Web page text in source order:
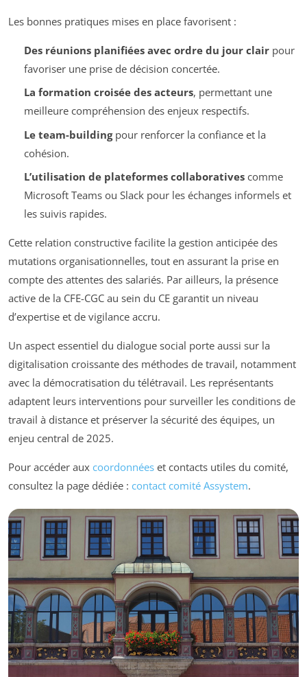
Les bonnes pratiques mises en place favorisent :
Des réunions planifiées avec ordre du jour clairpour
favoriser une prise de décision concertée.
La formation croisée des acteurs, permettant une
meilleure compréhension des enjeux respectifs.
Le team-buildingpour renforcer la confiance et la
cohésion.
L’utilisation de plateformes collaborativescomme
Microsoft Teams ou Slack pour les échanges informels et
les suivis rapides.
Cette relation constructive facilite la gestion anticipée des
mutations organisationnelles, tout en assurant la prise en
compte des attentes des salariés. Par ailleurs, la présence
active de la CFE-CGC au sein du CE garantit un niveau
d’expertise et de vigilance accru.
Un aspect essentiel du dialogue social porte aussi sur la
digitalisation croissante des méthodes de travail, notamment
avec la démocratisation du télétravail. Les représentants
adaptent leurs interventions pour surveiller les conditions de
travail à distance et préserver la sécurité des équipes, un
enjeu central de 2025.
Pour accéder aux coordonnées et contacts utiles du comité,
consultez la page dédiée : contact comité Assystem.